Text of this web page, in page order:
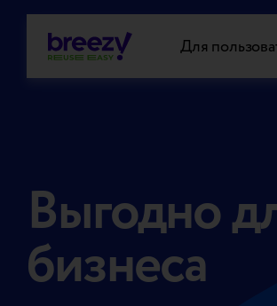
Для
Выгодно
бизнеса